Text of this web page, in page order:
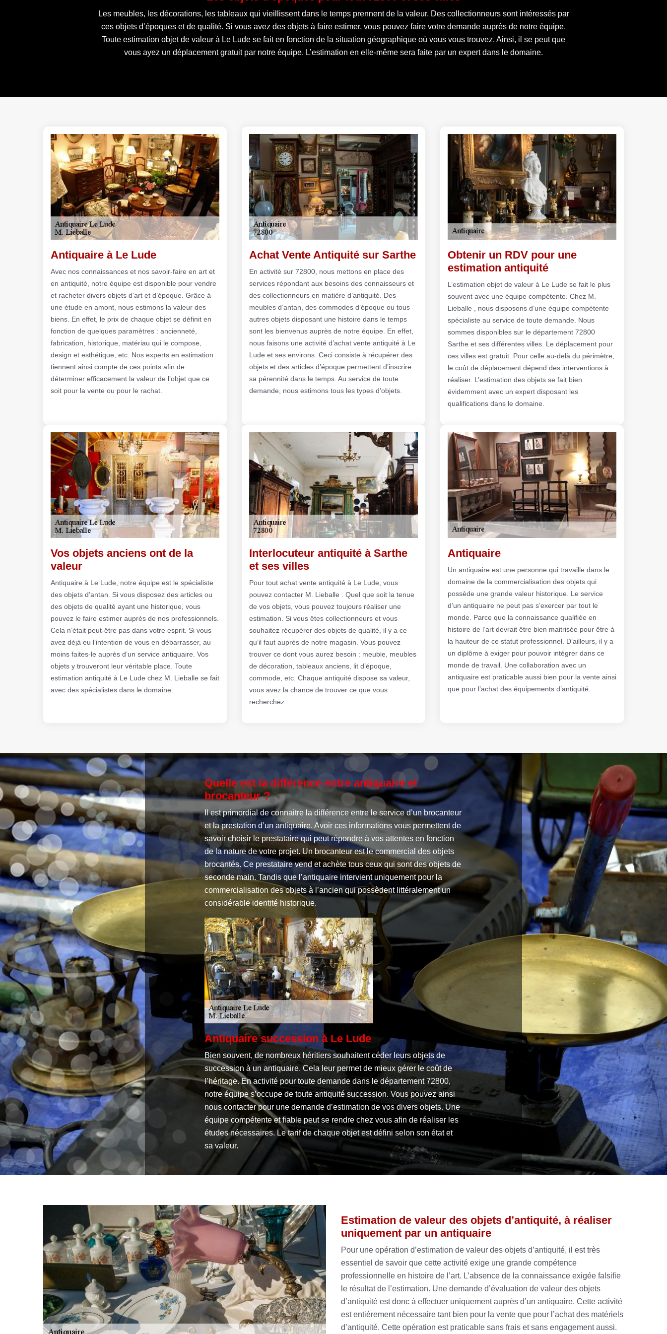
Les meubles, les décorations, les tableaux qui vieillissent dans le temps prennent de la valeur. Des collectionneurs sont intéressés par
ces objets d’époques et de qualité. Si vous avez des objets à faire estimer, vous pouvez faire votre demande auprès de notre équipe.
Toute estimation objet de valeur à Le Lude se fait en fonction de la situation géographique où vous vous trouvez. Ainsi, il se peut que
vous ayez un déplacement gratuit par notre équipe. L’estimation en elle-même sera faite par un expert dans le domaine.
Antiquaire à Le Lude
Avec nos connaissances et nos savoir-faire en art et
en antiquité, notre équipe est disponible pour vendre
et racheter divers objets d’art et d’époque. Grâce à
une étude en amont, nous estimons la valeur des
biens. En effet, le prix de chaque objet se définit en
fonction de quelques paramètres : ancienneté,
fabrication, historique, matériau qui le compose,
design et esthétique, etc. Nos experts en estimation
tiennent ainsi compte de ces points afin de
déterminer efficacement la valeur de l’objet que ce
soit pour la vente ou pour le rachat.
Achat Vente Antiquité sur Sarthe
En activité sur 72800, nous mettons en place des
services répondant aux besoins des connaisseurs et
des collectionneurs en matière d’antiquité. Des
meubles d’antan, des commodes d’époque ou tous
autres objets disposant une histoire dans le temps
sont les bienvenus auprès de notre équipe. En effet,
nous faisons une activité d’achat vente antiquité à Le
Lude et ses environs. Ceci consiste à récupérer des
objets et des articles d’époque permettent d’inscrire
sa pérennité dans le temps. Au service de toute
demande, nous estimons tous les types d’objets.
Obtenir un RDV pour une
estimation antiquité
L’estimation objet de valeur à Le Lude se fait le plus
souvent avec une équipe compétente. Chez M.
Lieballe , nous disposons d’une équipe compétente
spécialiste au service de toute demande. Nous
sommes disponibles sur le département 72800
Sarthe et ses différentes villes. Le déplacement pour
ces villes est gratuit. Pour celle au-delà du périmètre,
le coût de déplacement dépend des interventions à
réaliser. L’estimation des objets se fait bien
évidemment avec un expert disposant les
qualifications dans le domaine.
Vos objets anciens ont de la
valeur
Antiquaire à Le Lude, notre équipe est le spécialiste
des objets d’antan. Si vous disposez des articles ou
des objets de qualité ayant une historique, vous
pouvez le faire estimer auprès de nos professionnels.
Cela n’était peut-être pas dans votre esprit. Si vous
avez déjà eu l’intention de vous en débarrasser, au
moins faites-le auprès d’un service antiquaire. Vos
objets y trouveront leur véritable place. Toute
estimation antiquité à Le Lude chez M. Lieballe se fait
avec des spécialistes dans le domaine.
Interlocuteur antiquité à Sarthe
et ses villes
Pour tout achat vente antiquité à Le Lude, vous
pouvez contacter M. Lieballe . Quel que soit la tenue
de vos objets, vous pouvez toujours réaliser une
estimation. Si vous êtes collectionneurs et vous
souhaitez récupérer des objets de qualité, il y a ce
qu’il faut auprès de notre magasin. Vous pouvez
trouver ce dont vous aurez besoin : meuble, meubles
de décoration, tableaux anciens, lit d’époque,
commode, etc. Chaque antiquité dispose sa valeur,
vous avez la chance de trouver ce que vous
recherchez.
Antiquaire
Un antiquaire est une personne qui travaille dans le
domaine de la commercialisation des objets qui
possède une grande valeur historique. Le service
d’un antiquaire ne peut pas s’exercer par tout le
monde. Parce que la connaissance qualifiée en
histoire de l’art devrait être bien maitrisée pour être à
la hauteur de ce statut professionnel. D’ailleurs, il y a
un diplôme à exiger pour pouvoir intégrer dans ce
monde de travail. Une collaboration avec un
antiquaire est praticable aussi bien pour la vente ainsi
que pour l’achat des équipements d’antiquité.
Quelle est la différence entre antiquaire et
brocanteur ?
Il est primordial de connaitre la différence entre le service d’un brocanteur
et la prestation d’un antiquaire. Avoir ces informations vous permettent de
savoir choisir le prestataire qui peut répondre à vos attentes en fonction
de la nature de votre projet. Un brocanteur est le commercial des objets
brocantés. Ce prestataire vend et achète tous ceux qui sont des objets de
seconde main. Tandis que l’antiquaire intervient uniquement pour la
commercialisation des objets à l’ancien qui possèdent littéralement un
considérable identité historique.
Antiquaire succession à Le Lude
Bien souvent, de nombreux héritiers souhaitent céder leurs objets de
succession à un antiquaire. Cela leur permet de mieux gérer le coût de
l’héritage. En activité pour toute demande dans le département 72800,
notre équipe s’occupe de toute antiquité succession. Vous pouvez ainsi
nous contacter pour une demande d’estimation de vos divers objets. Une
équipe compétente et fiable peut se rendre chez vous afin de réaliser les
études nécessaires. Le tarif de chaque objet est défini selon son état et
sa valeur.
Estimation de valeur des objets d’antiquité, à réaliser
uniquement par un antiquaire
Pour une opération d’estimation de valeur des objets d’antiquité, il est très
essentiel de savoir que cette activité exige une grande compétence
professionnelle en histoire de l’art. L’absence de la connaissance exigée falsifie
le résultat de l’estimation. Une demande d’évaluation de valeur des objets
d’antiquité est donc à effectuer uniquement auprès d’un antiquaire. Cette activité
est entièrement nécessaire tant bien pour la vente que pour l’achat des matériels
d’antiquité. Cette opération est praticable sans frais et sans engagement aussi.